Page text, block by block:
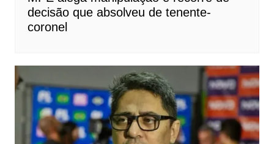
decisão que absolveu de tenente-
coronel